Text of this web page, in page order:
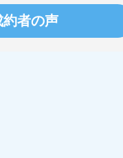
約者の声